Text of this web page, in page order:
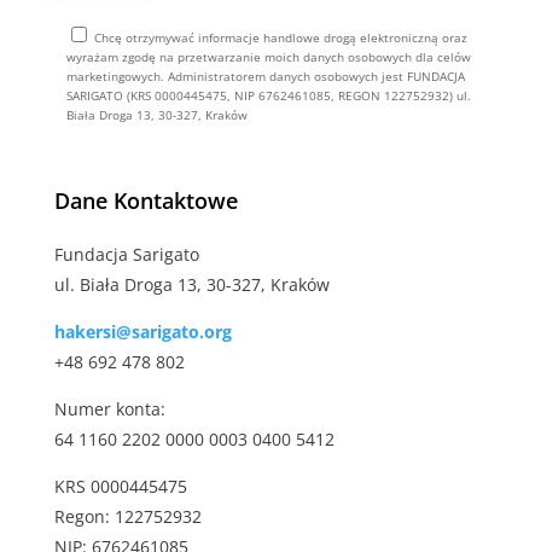
Chcę otrzymywać informacje handlowe drogą elektroniczną oraz
wyrażam zgodę na przetwarzanie moich danych osobowych dla celów
marketingowych. Administratorem danych osobowych jest FUNDACJA
SARIGATO (KRS 0000445475, NIP 6762461085, REGON 122752932) ul.
Biała Droga 13, 30-327, Kraków
Dane Kontaktowe
Fundacja Sarigato
ul. Biała Droga 13, 30-327, Kraków
hakersi@sarigato.org
+48 692 478 802
Numer konta:
64 1160 2202 0000 0003 0400 5412
KRS 0000445475
Regon: 122752932
NIP: 6762461085